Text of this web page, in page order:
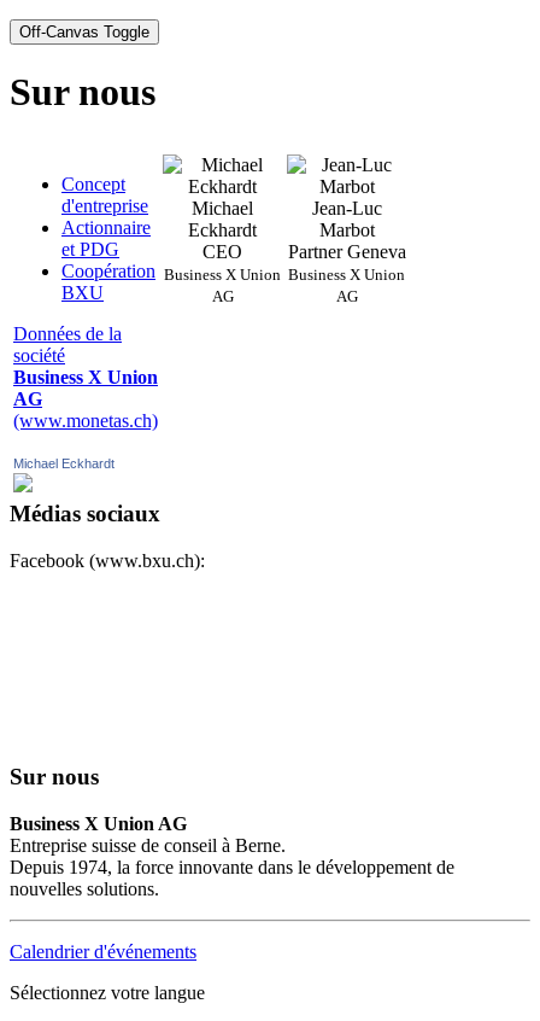
Off-Canvas Toggle
Sur nous
Concept
d'entreprise
Actionnaire
et PDG
Coopération
BXU
Données de la
société
Business X Union
AG
(www.monetas.ch)
Michael Eckhardt
Michael
Eckhardt
CEO
Business X Union
AG
Jean-Luc
Marbot
Partner Geneva
Business X Union
AG
Médias sociaux
Facebook (www.bxu.ch):
Sur nous
Business X Union AG
Entreprise suisse de conseil à Berne.
Depuis 1974, la force innovante dans le développement de
nouvelles solutions.
Calendrier d'événements
Sélectionnez votre langue